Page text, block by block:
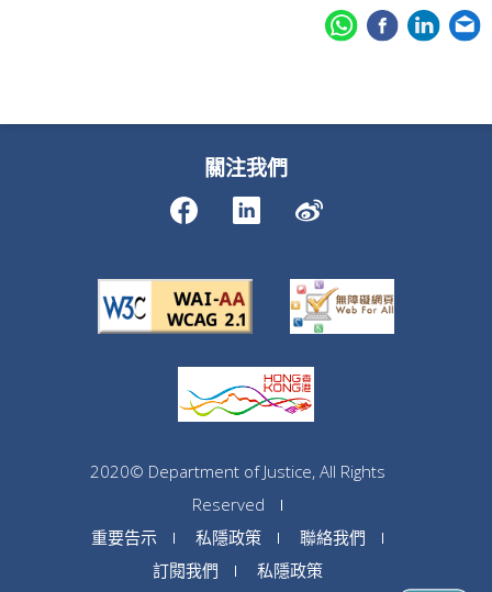
關注我們
2020© Department of Justice, All Rights
Reserved
重要告示
私隱政策
聯絡我們
訂閱我們
私隱政策